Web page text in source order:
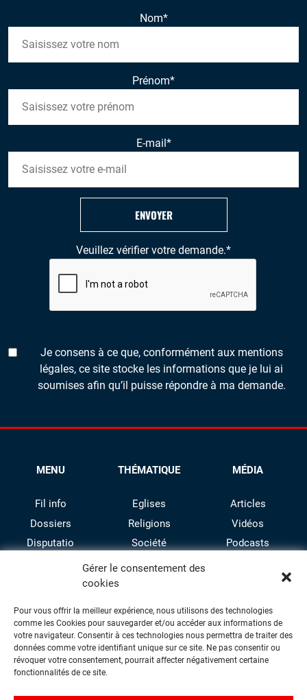
Gérer le consentement des
cookies
Pour vous offrir la meilleur expérience, nous utilisons des technologies
comme les Cookies pour sauvegarder et/ou accéder aux informations de
votre navigateur. Consentir à ces technologies nous permettra de traiter des
données comme votre identifiant unique sur ce site. Ne pas consentir ou
révoquer votre consentement, pourrait affecter négativement certaine
fonctionnalités de ce site.
Nom*
Prénom*
E-mail *
Veuillez vérifier votre demande.*
Je consens à ce que, conformément aux mentions
légales, ce site stocke les informations que je lui ai
soumises afin qu’il puisse répondre à ma demande.
ENVOYER
MENU
Fil info
Dossiers
Disputatio
THÉMATIQUE
Eglises
Religions
Société
Culture
MÉDIA
Articles
Vidéos
Podcasts
facebook